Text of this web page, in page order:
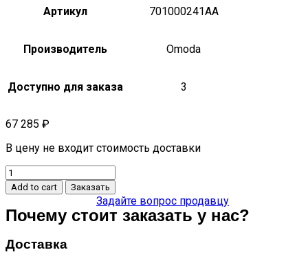
Артикул 701000241AA
Производитель Omoda
Доступно для заказа 3
67 285 ₽
В цену не входит стоимость доставки
Приборная
панель
m1dfl2
S5
701000241AA
quantity
Add to cart Заказать
Задайте вопрос продавцу
Почему стоит заказать у нас?
Доставка